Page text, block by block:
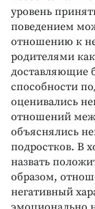
уровень
поведением
отношению к
родителями
доставляющие
способности
оценивались
отношений
объяснялись
подростков. В
назвать
образом,
негативный